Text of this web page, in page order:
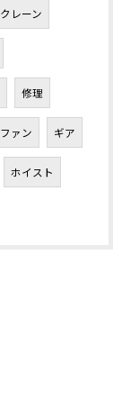
クレーン
修理
ファン ギア
ホイスト